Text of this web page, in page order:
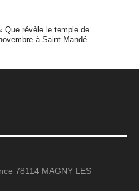
Que révèle le temple de
à Saint-Mandé
78114 MAGNY LES